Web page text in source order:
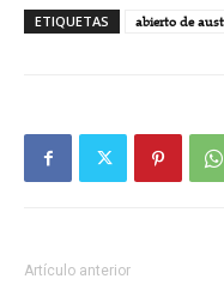
ETIQUETAS abierto de
Artículo anterior